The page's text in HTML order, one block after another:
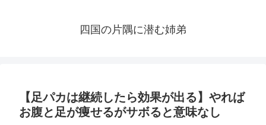
四国の片隅に潜む姉弟
【足パカは継続したら効果が出る】やれば
お腹と足が痩せるがサボると意味なし